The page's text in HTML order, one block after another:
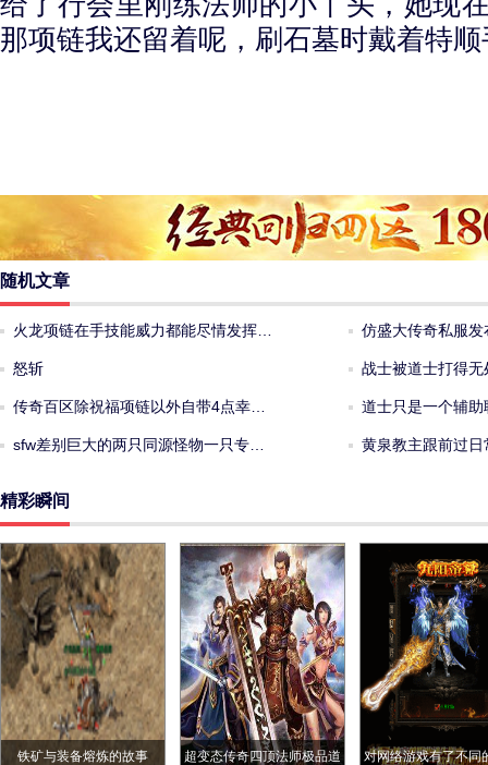
那项链我还留着呢，刷石墓时戴着特
随机文章
火龙项链在手技能威力都能尽情发挥… 仿盛大传奇私服
怒斩 战士被道士打得无
传奇百区除祝福项链以外自带4点幸… 道士只是一个辅助
sfw差别巨大的两只同源怪物一只专… 黄泉教主跟前过
精彩瞬间
铁矿与装备熔炼的故事 超变态传奇四顶法师极品道 对网络游戏有了不同